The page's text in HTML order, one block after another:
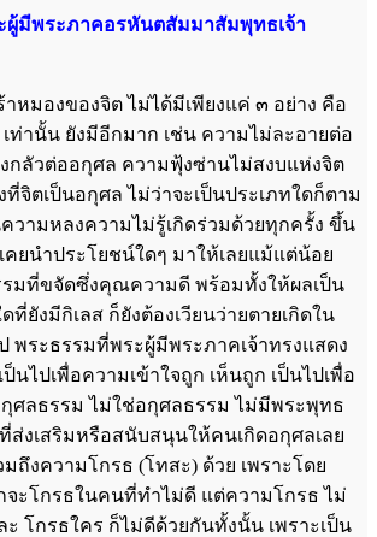
มีพระภาคอรหันตสัมมาสัมพุทธเจ้า
าหมองของจิต ไม่ได้มีเพียงแค่ ๓ อย่าง คือ
ท่านั้น ยังมีอีกมาก เช่น ความไม่ละอายต่อ
กลัวต่ออกุศล ความฟุ้งซ่านไม่สงบแห่งจิต
จิตเป็นอกุศล ไม่ว่าจะเป็นประเภทใดก็ตาม
วามหลงความไม่รู้เกิดร่วมด้วยทุกครั้ง ขึ้น
คยนำประโยชน์ใดๆ มาให้เลยแม้แต่น้อย
รมที่ขจัดซึ่งคุณความดี พร้อมทั้งให้ผลเป็น
ที่ยังมีกิเลส ก็ยังต้องเวียนว่ายตายเกิดใน
พระธรรมที่พระผู้มีพระภาคเจ้าทรงแสดง
นไปเพื่อความเข้าใจถูก เห็นถูก เป็นไปเพื่อ
ศลธรรม ไม่ใช่อกุศลธรรม ไม่มีพระพุทธ
ส่งเสริมหรือสนับสนุนให้คนเกิดอกุศลเลย
มถึงความโกรธ (โทสะ) ด้วย เพราะโดย
จะโกรธในคนที่ทำไม่ดี แต่ความโกรธ ไม่
ะ โกรธใคร ก็ไม่ดีด้วยกันทั้งนั้น เพราะเป็น